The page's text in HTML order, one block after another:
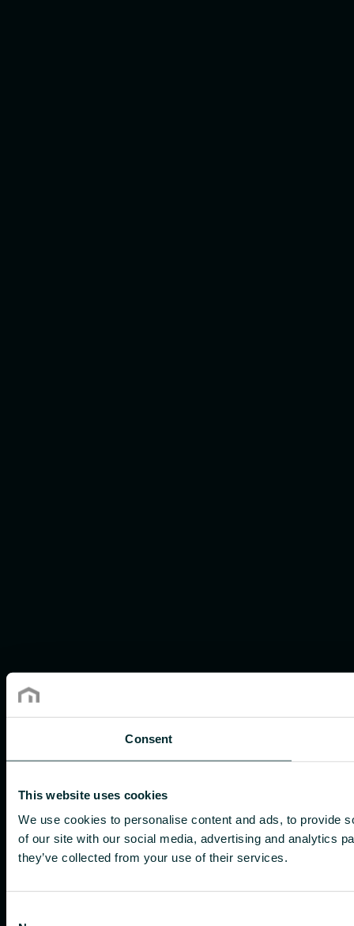
Consent
This website uses cookies
We use cookies to personalise content and ads, to provide
of our site with our social media, advertising and analytics
they’ve collected from your use of their services.